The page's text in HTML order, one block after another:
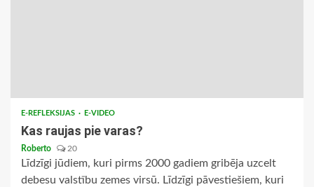
E-REFLEKSIJAS E-VIDEO
Kas raujas pie varas?
Roberto 20
Līdzīgi jūdiem, kuri pirms 2000 gadiem gribēja uzcelt
debesu valstību zemes virsū. Līdzīgi pāvestiešiem, kuri